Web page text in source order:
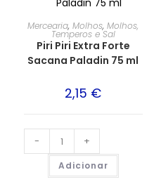
Mercearia,Molhos,Molhos,
Temperos e Sal
Piri Piri Extra Forte
Sacana Paladin 75 ml
2,15 €
- +
Adicionar